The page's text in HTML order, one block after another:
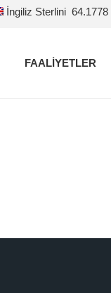
İngiliz Sterlini 64.1778
FAALİYETLER